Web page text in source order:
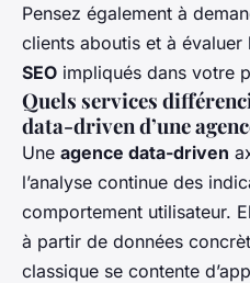
Pensez également à
clients aboutis et à évaluer
SEO impliqués dans votre
Quels services
data-driven d’une
Une agence data-driven
l’analyse continue des
comportement utilisateur.
à partir de données
classique se contente